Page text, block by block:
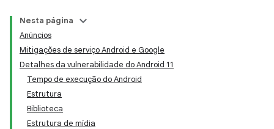
Nesta página
Anúncios
Mitigações de serviço Android e Google
Detalhes da vulnerabilidade do Android 11
Tempo de execução do Android
Estrutura
Biblioteca
Estrutura de mídia